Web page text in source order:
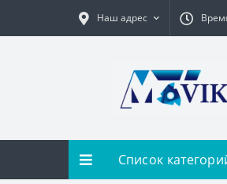
Наш адрес
Список